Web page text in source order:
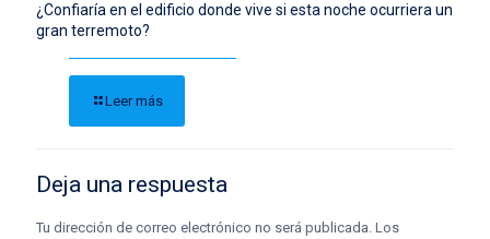
¿Confiaría en el edificio donde vive si esta noche ocurriera un
gran terremoto?
Leer más
Deja una respuesta
Tu dirección de correo electrónico no será publicada. Los